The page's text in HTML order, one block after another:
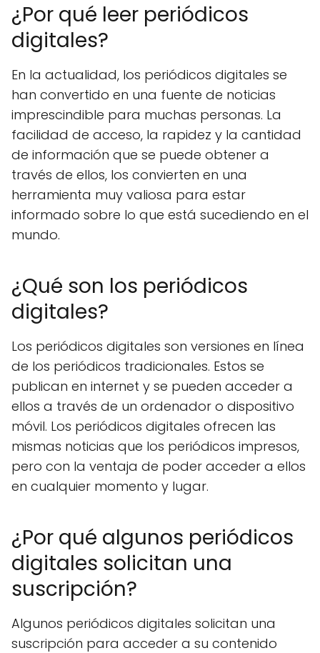
¿Por qué leer periódicos
digitales?
En la actualidad, los periódicos digitales se
han convertido en una fuente de noticias
imprescindible para muchas personas. La
facilidad de acceso, la rapidez y la cantidad
de información que se puede obtener a
través de ellos, los convierten en una
herramienta muy valiosa para estar
informado sobre lo que está sucediendo en el
mundo.
¿Qué son los periódicos
digitales?
Los periódicos digitales son versiones en línea
de los periódicos tradicionales. Estos se
publican en internet y se pueden acceder a
ellos a través de un ordenador o dispositivo
móvil. Los periódicos digitales ofrecen las
mismas noticias que los periódicos impresos,
pero con la ventaja de poder acceder a ellos
en cualquier momento y lugar.
¿Por qué algunos periódicos
digitales solicitan una
suscripción?
Algunos periódicos digitales solicitan una
suscripción para acceder a su contenido